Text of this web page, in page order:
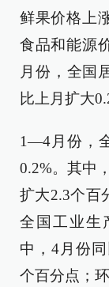
鲜果价格上
食品和能源
月份，全国
比上月扩大
1—4月份，
0.2%。其中
扩大2.3个百
全国工业生
中，4月份
个百分点；